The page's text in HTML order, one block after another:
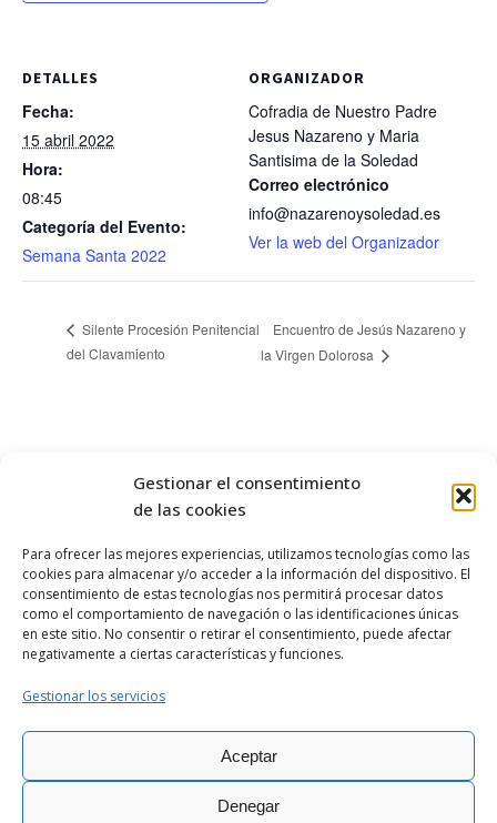
Gestionar el consentimiento
de las cookies
Para ofrecer las mejores experiencias, utilizamos tecnologías como las
cookies para almacenar y/o acceder a la información del dispositivo. El
consentimiento de estas tecnologías nos permitirá procesar datos
como el comportamiento de navegación o las identificaciones únicas
en este sitio. No consentir o retirar el consentimiento, puede afectar
negativamente a ciertas características y funciones.
Gestionar los servicios
Aceptar
Denegar
DETALLES
Fecha:
15 abril 2022
Hora:
08:45
Categoría del Evento:
Semana Santa 2022
ORGANIZADOR
Cofradia de Nuestro Padre
Jesus Nazareno y Maria
Santisima de la Soledad
Correo electrónico
info@nazarenoysoledad.es
Ver la web del Organizador
Silente Procesión Penitencial
del Clavamiento
Encuentro de Jesús Nazareno y
la Virgen Dolorosa
OBISPADO DE
ASTORGA
Ciber@stor © Todos los derechos |Política de
|Aviso
|Política de